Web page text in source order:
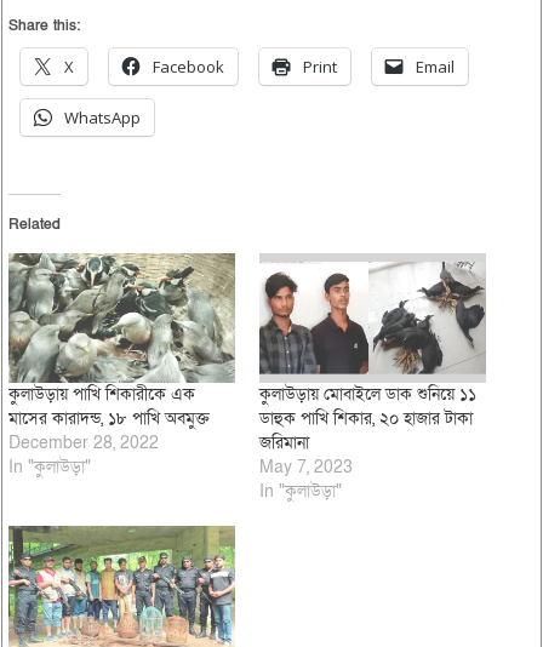
Share this:
X Facebook Print Email
WhatsApp
Related
কুলাউড়ায় পাখি শিকারীকে এক
মাসের কারাদন্ড, ১৮ পাখি অবমুক্ত
December 28, 2022
In "কুলাউড়া"
কুলাউড়ায় মোবাইলে ডাক শুনিয়ে ১১
ডাহুক পাখি শিকার, ২০ হাজার টাকা
জরিমানা
May 7, 2023
In "কুলাউড়া"